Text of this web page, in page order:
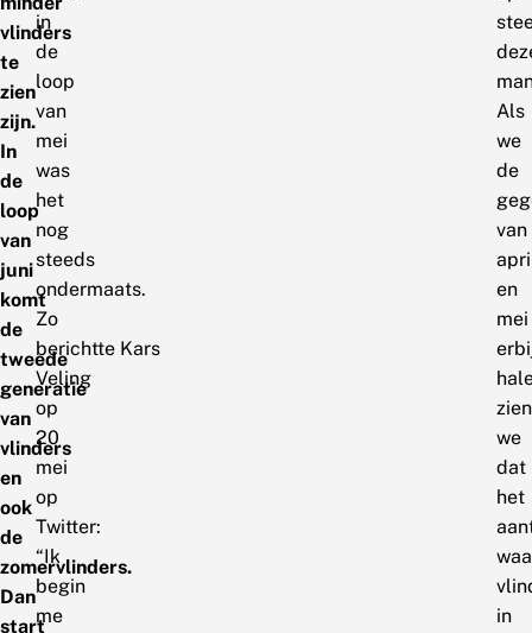
vlinders
te
zien
zijn.
In
de
loop
van
juni
komt
de
tweede
generatie
van
vlinders
en
ook
de
zomervlinders.
Dan
start
in
de
loop
van
mei
was
het
nog
steeds
ondermaats.
Zo
berichtte Kars
Veling
op
20
mei
op
Twitter:
“Ik
begin
me
Als
we
de
van
en
mei
zien
we
dat
het
in